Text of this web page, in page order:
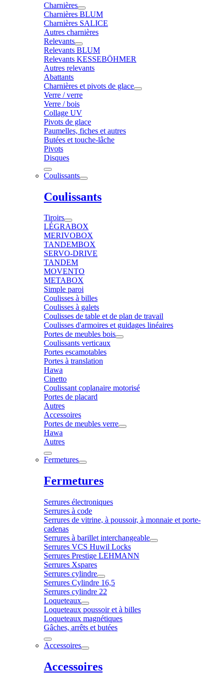
Charnières
Charnières BLUM
Charnières SALICE
Autres charnières
Relevants
Relevants BLUM
Relevants KESSEBÖHMER
Autres relevants
Abattants
Charnières et pivots de glace
Verre / verre
Verre / bois
Collage UV
Pivots de glace
Paumelles, fiches et autres
Butées et touche-lâche
Pivots
Disques
Coulissants
Coulissants
Tiroirs
LÉGRABOX
MERIVOBOX
TANDEMBOX
SERVO-DRIVE
TANDEM
MOVENTO
METABOX
Simple paroi
Coulisses à billes
Coulisses à galets
Coulisses de table et de plan de travail
Coulisses d'armoires et guidages linéaires
Portes de meubles bois
Coulissants verticaux
Portes escamotables
Portes à translation
Hawa
Cinetto
Coulissant coplanaire motorisé
Portes de placard
Autres
Accessoires
Portes de meubles verre
Hawa
Autres
Fermetures
Fermetures
Serrures électroniques
Serrures à code
Serrures de vitrine, à poussoir, à monnaie et porte-
cadenas
Serrures à barillet interchangeable
Serrures VCS Huwil Locks
Serrures Prestige LEHMANN
Serrures Xspares
Serrures cylindre
Serrures Cylindre 16,5
Serrures cylindre 22
Loqueteaux
Loqueteaux poussoir et à billes
Loqueteaux magnétiques
Gâches, arrêts et butées
Accessoires
Accessoires